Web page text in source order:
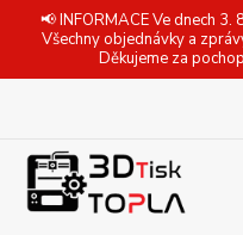
📢 INFORMACE Ve dnech
Všechny objednávky a
Děkujeme za